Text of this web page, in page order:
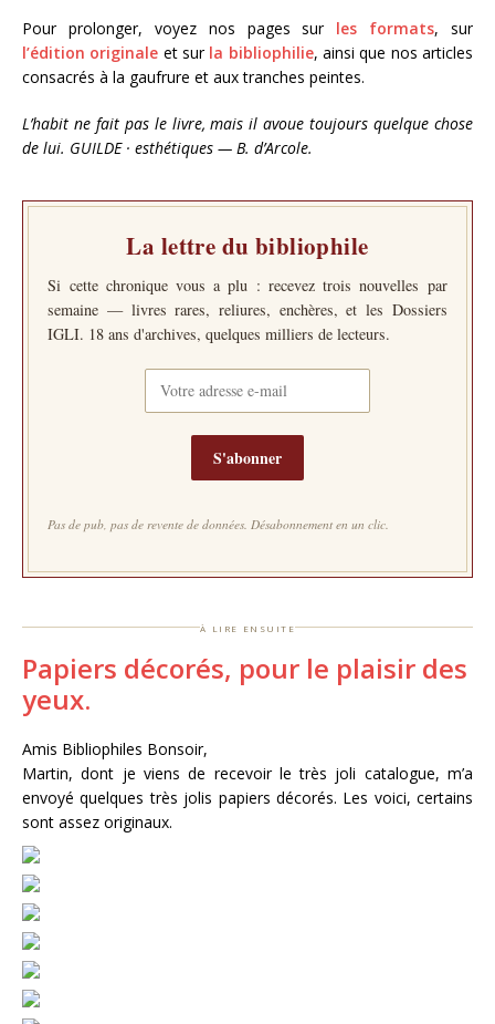
Pour prolonger, voyez nos pages sur les formats, sur
l’édition originale et sur la bibliophilie, ainsi que nos articles
consacrés à la gaufrure et aux tranches peintes.
L’habit ne fait pas le livre, mais il avoue toujours quelque chose
de lui. GUILDE · esthétiques — B. d’Arcole.
La lettre du bibliophile
Si cette chronique vous a plu : recevez trois nouvelles par
semaine — livres rares, reliures, enchères, et les Dossiers
IGLI. 18 ans d'archives, quelques milliers de lecteurs.
S'abonner
Pas de pub, pas de revente de données. Désabonnement en un clic.
à lire ensuite
Papiers décorés, pour le plaisir des
yeux.
Amis Bibliophiles Bonsoir,
Martin, dont je viens de recevoir le très joli catalogue, m’a
envoyé quelques très jolis papiers décorés. Les voici, certains
sont assez originaux.